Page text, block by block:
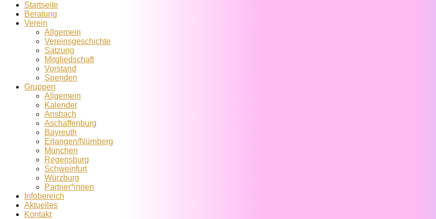
Startseite
Beratung
Verein
Allgemein
Vereins­geschichte
Satzung
Mitglied­schaft
Vorstand
Spenden
Gruppen
Allgemein
Kalender
Ansbach
Aschaffenburg
Bayreuth
Erlangen/Nürnberg
München
Regensburg
Schweinfurt
Würzburg
Partner*innen
Infobereich
Aktuelles
Kontakt